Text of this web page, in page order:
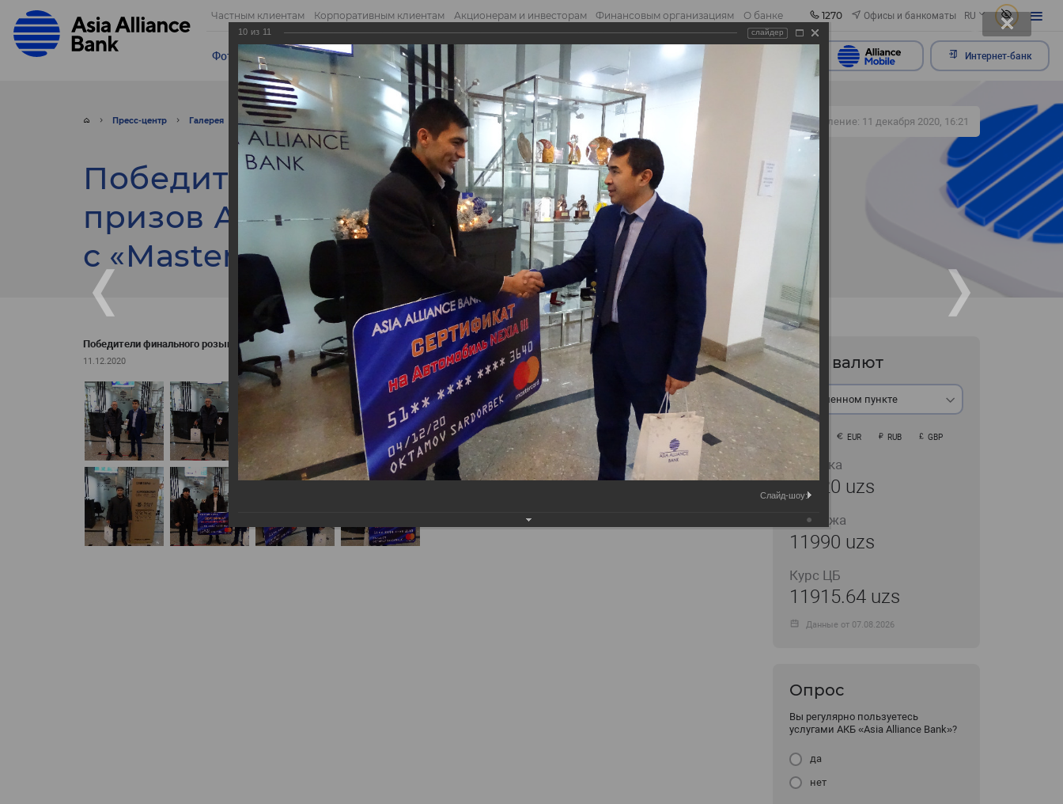
Частным клиентам Корпоративным клиентам Акционерам и инвесторам Финансовым организациям О банке 1270 Офисы и банкоматы RU
Фотогалерея Видео Отправить обращение Отправить обращение Интернет-банк
Пресс-центр Галерея Фото Победители финального розыгрыша призов Акции, пров... Обновление: 11 декабря 2020, 16:21
Победители финального розыгрыша
призов Акции, проводимой совместно
с «MasterCard».
Победители финального розыгрыша призов Акции, проводимой совместно с «MasterCard».
11.12.2020 Курс валют
В обменном пункте
USD EUR RUB GBP
Покупка
11920 uzs
Продажа
11990 uzs
Курс ЦБ
11915.64 uzs
Данные от 07.08.2026
Опрос
Вы регулярно пользуетесь
услугами АКБ «Asia Alliance Bank»?
да
нет
10 из 11 слайдер
Слайд-шоу: